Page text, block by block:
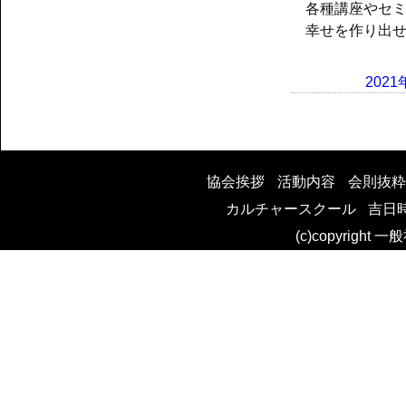
各種講座やセ
幸せを作り出
Posted
2021
稿
ナ
協会挨拶 活動内容
会則抜粋
カルチャースクール
吉日
(c)copyright 一